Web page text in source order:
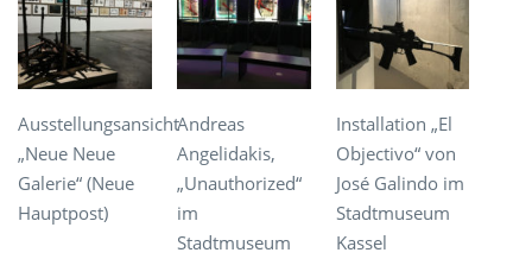
Ausstellungsansicht
„Neue Neue
Galerie“ (Neue
Hauptpost)
Andreas
Angelidakis,
„Unauthorized“
im
Stadtmuseum
Installation „El
Objectivo“ von
José Galindo im
Stadtmuseum
Kassel